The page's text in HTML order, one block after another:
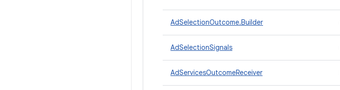
AdSelectionOutcome.Builder
AdSelectionSignals
AdServicesOutcomeReceiver